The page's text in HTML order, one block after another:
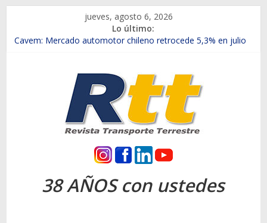
contenido
jueves, agosto 6, 2026
Lo último:
Chile es el primer mercado internacional en lanzar la nueva
Salfa suma vehículos electrificados de Chevrolet en el Biobío
Samex amplía su red con nuevas sucursales en Rancagua y
SINOTRUK Pick-ups presentó la recién estrenada Bolden en
la Expo Compras Públicas 2026
Revista
38 AÑOS con ustedes